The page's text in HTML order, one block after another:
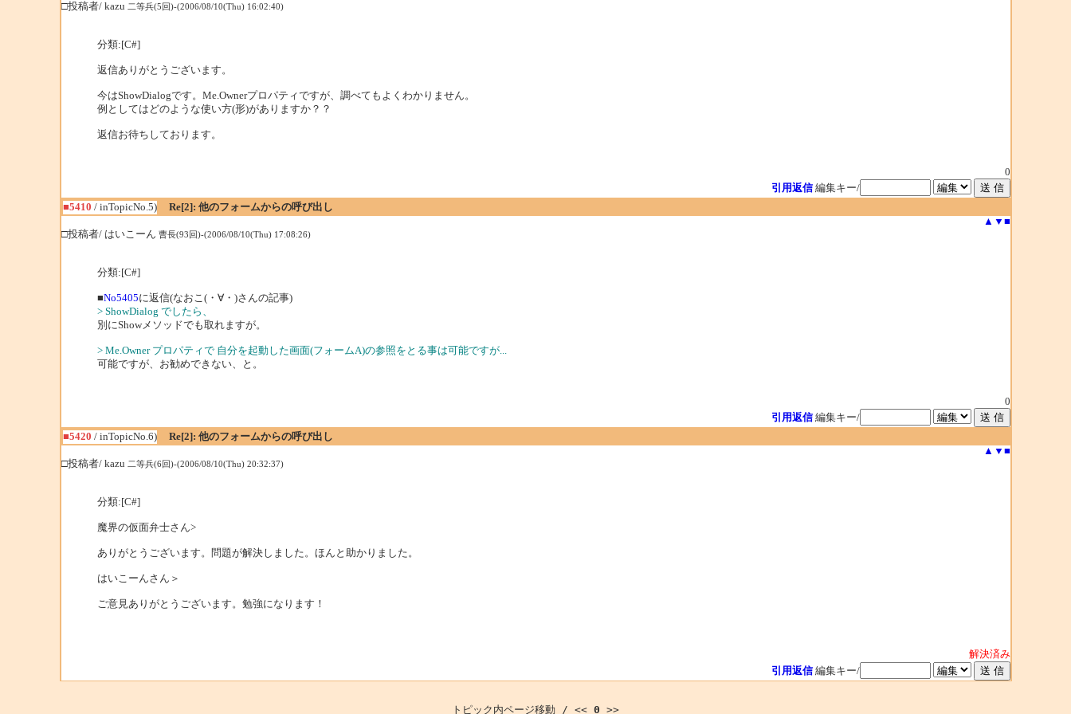
□投稿者/ kazu 二等兵(5回)-(2006/08/10(Thu) 16:02:40)
分類:[C#]
返信ありがとうございます。
今はShowDialogです。Me.Ownerプロパティですが、調べてもよくわかりません。
例としてはどのような使い方(形)がありますか？？
返信お待ちしております。
0
引用返信 編集キー/
■5410 / inTopicNo.5)
Re[2]: 他のフォームからの呼び出し
▲ ▼ ■
□投稿者/ はいこーん 曹長(93回)-(2006/08/10(Thu) 17:08:26)
分類:[C#]
■No5405に返信(なおこ(・∀・)さんの記事)
> ShowDialog でしたら、
別にShowメソッドでも取れますが。
> Me.Owner プロパティで 自分を起動した画面(フォームA)の参照をとる事は可能ですが...
可能ですが、お勧めできない、と。
0
引用返信 編集キー/
■5420 / inTopicNo.6)
Re[2]: 他のフォームからの呼び出し
▲ ▼ ■
□投稿者/ kazu 二等兵(6回)-(2006/08/10(Thu) 20:32:37)
分類:[C#]
魔界の仮面弁士さん>
ありがとうございます。問題が解決しました。ほんと助かりました。
はいこーんさん＞
ご意見ありがとうございます。勉強になります！
解決済み
引用返信 編集キー/
トピック内ページ移動 / << 0 >>